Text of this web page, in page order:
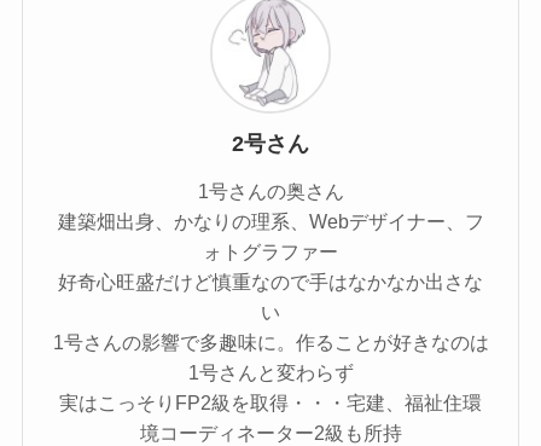
2号さん
1号さんの奥さん
建築畑出身、かなりの理系、Webデザイナー、フ
ォトグラファー
好奇心旺盛だけど慎重なので手はなかなか出さな
い
1号さんの影響で多趣味に。作ることが好きなのは
1号さんと変わらず
実はこっそりFP2級を取得・・・宅建、福祉住環
境コーディネーター2級も所持